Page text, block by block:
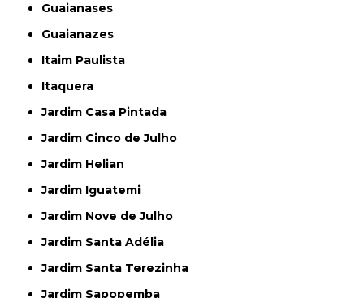
Guaianases
Guaianazes
Itaim Paulista
Itaquera
Jardim Casa Pintada
Jardim Cinco de Julho
Jardim Helian
Jardim Iguatemi
Jardim Nove de Julho
Jardim Santa Adélia
Jardim Santa Terezinha
Jardim Sapopemba